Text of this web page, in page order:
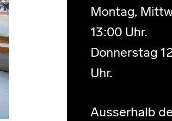
Montag,
13:00 Uhr.
Donnerstag
Uhr.
Ausserhalb